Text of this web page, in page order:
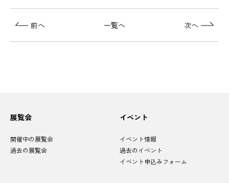
前へ 一覧へ 次へ
サ
イ
マ
ッ
プ
展覧会
開催中の展覧会
過去の展覧会
イベント
イベント情報
過去のイベント
イベント申込みフォーム